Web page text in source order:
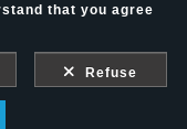
that you agree
Refuse